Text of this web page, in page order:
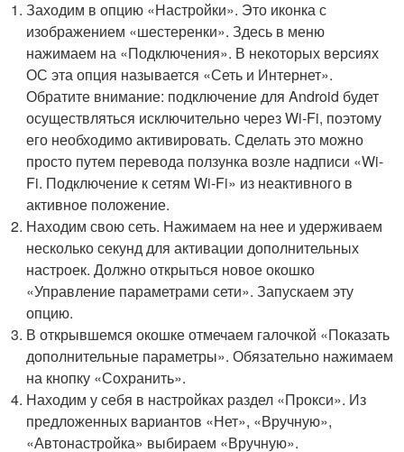
Заходим в опцию «Настройки». Это иконка с
изображением «шестеренки». Здесь в меню
нажимаем на «Подключения». В некоторых версиях
ОС эта опция называется «Сеть и Интернет».
Обратите внимание: подключение для Android будет
осуществляться исключительно через Wi-Fi, поэтому
его необходимо активировать. Сделать это можно
просто путем перевода ползунка возле надписи «Wi-
Fi. Подключение к сетям Wi-Fi» из неактивного в
активное положение.
Находим свою сеть. Нажимаем на нее и удерживаем
несколько секунд для активации дополнительных
настроек. Должно открыться новое окошко
«Управление параметрами сети». Запускаем эту
опцию.
В открывшемся окошке отмечаем галочкой «Показать
дополнительные параметры». Обязательно нажимаем
на кнопку «Сохранить».
Находим у себя в настройках раздел «Прокси». Из
предложенных вариантов «Нет», «Вручную»,
«Автонастройка» выбираем «Вручную».